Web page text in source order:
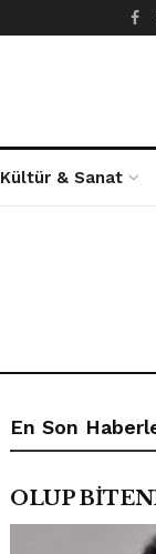
Kültür & Sanat
En Son
OLUP